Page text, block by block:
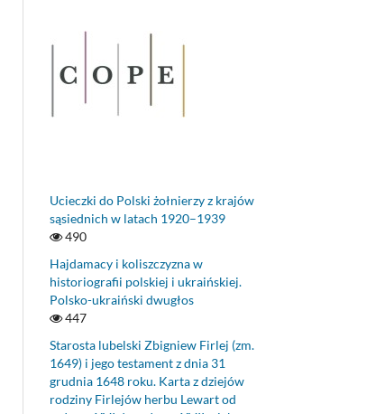
Ucieczki do Polski żołnierzy z krajów
sąsiednich w latach 1920–1939
490
Hajdamacy i koliszczyzna w
historiografii polskiej i ukraińskiej.
Polsko-ukraiński dwugłos
447
Starosta lubelski Zbigniew Firlej (zm.
1649) i jego testament z dnia 31
grudnia 1648 roku. Karta z dziejów
rodziny Firlejów herbu Lewart od